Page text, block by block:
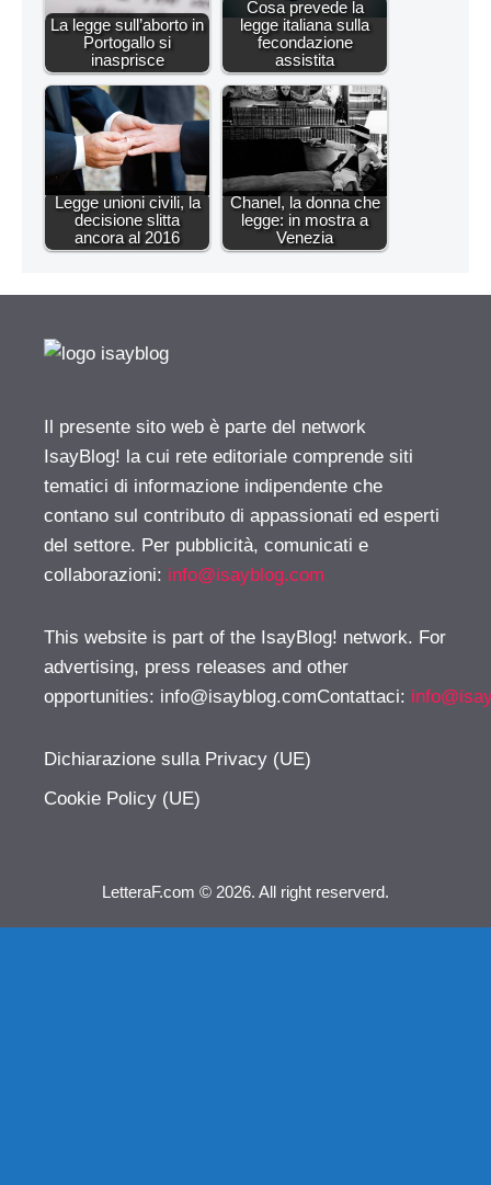
La legge sull’aborto in
Portogallo si
inasprisce
Cosa prevede la
legge italiana sulla
fecondazione
assistita
Legge unioni civili, la
decisione slitta
ancora al 2016
Chanel, la donna che
legge: in mostra a
Venezia
Il presente sito web è parte del network
IsayBlog! la cui rete editoriale comprende siti
tematici di informazione indipendente che
contano sul contributo di appassionati ed esperti
del settore. Per pubblicità, comunicati e
collaborazioni: info@isayblog.com
This website is part of the IsayBlog! network. For
advertising, press releases and other
opportunities: info@isayblog.comContattaci:
Dichiarazione sulla Privacy (UE)
Cookie Policy (UE)
LetteraF.com © 2026. All right reserverd.